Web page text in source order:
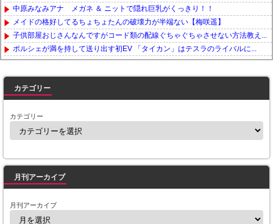
中原みなみアナ メガネ ＆ ニットで隠れ巨乳がくっきり！！
メイドの格好してるちょちょたんの破壊力が半端ない【梅咲遥】
子供部屋おじさんなんですがコード類の配線ぐちゃぐちゃさせない方法教え...
ポルシェが満を持して送り出す初EV 「タイカン」はテスラのライバルに...
カテゴリー
カテゴリー
月刊アーカイブ
月刊アーカイブ